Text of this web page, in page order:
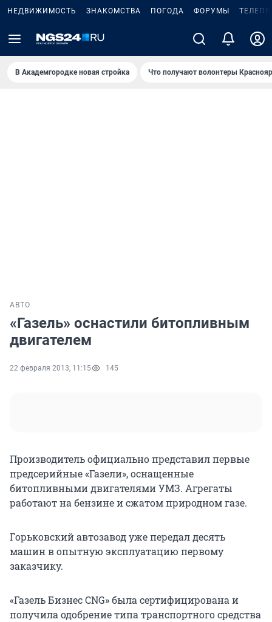
НЕДВИЖИМОСТЬ ЗНАКОМСТВА ПОГОДА ФОРУМЫ
В Академгородке новая стройка Что получают волонтеры
АВТО
«Газель» оснастили битопливным
двигателем
22 февраля 2013, 11:15 145
Производитель официально представил первые
предсерийные «Газели», оснащенные
битопливными двигателями УМЗ. Агрегаты
работают на бензине и сжатом природном газе.
Горьковский автозавод уже передал десять
машин в опытную эксплуатацию первому
заказчику.
«Газель Бизнес CNG» была сертифицирована и
получила одобрение типа транспортного средства